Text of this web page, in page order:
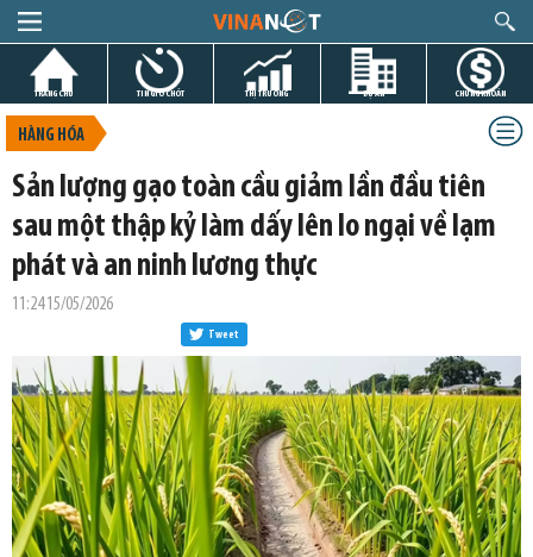
TRANG CHỦ TIN GIỜ CHÓT THỊ TRƯỜNG DỰ ÁN CHỨNG KHOÁN
HÀNG HÓA
Sản lượng gạo toàn cầu giảm lần đầu tiên
sau một thập kỷ làm dấy lên lo ngại về lạm
phát và an ninh lương thực
11:24 15/05/2026
Tweet